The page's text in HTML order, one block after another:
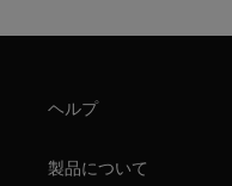
ヘルプ
製品について